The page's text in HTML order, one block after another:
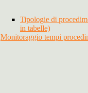
Tipologie di
in tabelle)
Monitoraggio tempi